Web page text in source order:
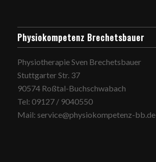
Physiokompetenz Brechetsbauer
Physiotherapie Sven Brechetsbauer
Stuttgarter Str. 37
90574 Roßtal-Buchschwabach
Tel: 09127 / 9040550
Mail: service@physiokompetenz-bb.de